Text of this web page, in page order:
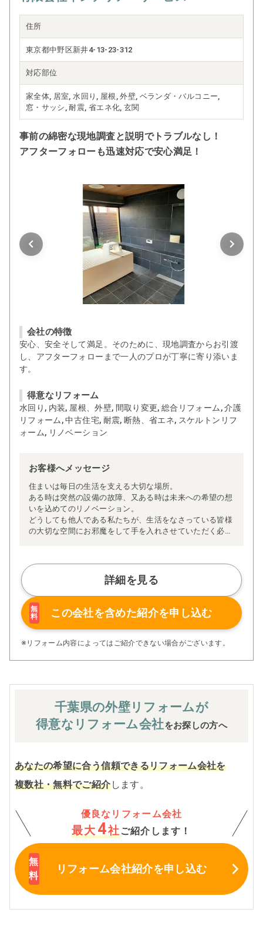
住所
東京都中野区新井4-13-23-312
対応部位
家全体, 居室, 水回り, 屋根, 外壁, ベランダ・バルコニー,
窓・サッシ, 耐震, 省エネ化, 玄関
事前の綿密な現地調査と説明でトラブルなし！
アフターフォローも迅速対応で安心満足！
会社の特徴
安心、安全そして満足。そのために、現地調査からお引渡
し、アフターフォローまで一人のプロが丁寧に寄り添いま
す。
得意なリフォーム
水回り, 内装, 屋根、外壁, 間取り変更, 総合リフォーム, 介護
リフォーム, 中古住宅, 耐震, 断熱、省エネ, スケルトンリフ
ォーム, リノベーション
お客様へメッセージ
住まいは毎日の生活を支える大切な場所。
ある時は突然の設備の故障、又ある時は未来への希望の想
いを込めてのリノベーション。
どうしても他人である私たちが、生活をなさっている皆様
の大切な空間にお邪魔をして手を入れさせていただく必要
も知っていただくことで工事に対する様々な不安も解消す
ることができると考え、事前調査でのコミニケ－ションを
一番に大切にしています。
詳細を見る
無
料
この会社を含めた紹介を申し込む
※リフォーム内容によってはご紹介できない場合がございます。
千葉県の外壁 リフォームが
得意なリフォーム会社をお探しの方へ
あなたの希望に合う信頼できるリフォーム会社を
複数社・無料でご紹介します。
優良なリフォーム会社
最大 4社 ご紹介します！
リフォーム会社紹介を申し込む